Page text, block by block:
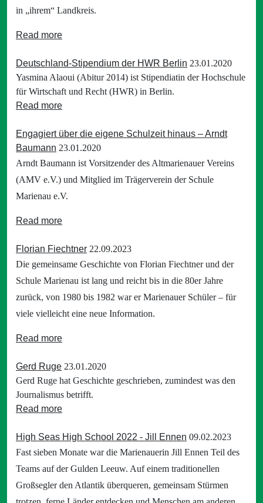
in „ihrem“ Landkreis.
Read more
Deutschland-Stipendium der HWR Berlin 23.01.2020
Yasmina Alaoui (Abitur 2014) ist Stipendiatin der Hochschule
für Wirtschaft und Recht (HWR) in Berlin.
Read more
Engagiert über die eigene Schulzeit hinaus – Arndt
Baumann 23.01.2020
Arndt Baumann ist Vorsitzender des Altmarienauer Vereins
(AMV e.V.) und Mitglied im Trägerverein der Schule
Marienau e.V.
Read more
Florian Fiechtner 22.09.2023
Die gemeinsame Geschichte von Florian Fiechtner und der
Schule Marienau ist lang und reicht bis in die 80er Jahre
zurück, von 1980 bis 1982 war er Marienauer Schüler – für
viele vielleicht eine neue Information.
Read more
Gerd Ruge 23.01.2020
Gerd Ruge hat Geschichte geschrieben, zumindest was den
Journalismus betrifft.
Read more
High Seas High School 2022 - Jill Ennen 09.02.2023
Fast sieben Monate war die Marienauerin Jill Ennen Teil des
Teams auf der Gulden Leeuw. Auf einem traditionellen
Großsegler den Atlantik überqueren, gemeinsam Stürmen